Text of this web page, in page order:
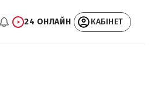
24 ОНЛАЙН КАБІНЕТ